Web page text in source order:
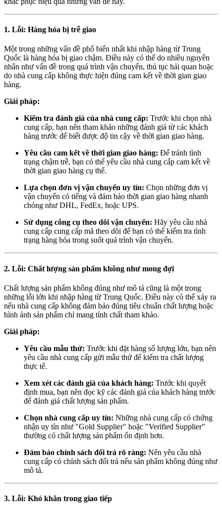
1. Lỗi: Hàng hóa bị trễ giao
Một trong những vấn đề phổ biến nhất khi nhập hàng từ Trung
Quốc là hàng hóa bị giao chậm. Điều này có thể do nhiều nguyên
nhân như vấn đề trong quá trình vận chuyển, thủ tục hải quan hoặc
do nhà cung cấp không thực hiện đúng cam kết về thời gian giao
hàng.
Giải pháp:
Kiểm tra đánh giá của nhà cung cấp: Trước khi chọn nhà
cung cấp, bạn nên tham khảo những đánh giá từ các khách
hàng trước để biết được độ tin cậy về thời gian giao hàng.
Yêu cầu cam kết về thời gian giao hàng: Để tránh tình
trạng chậm trễ, bạn có thể yêu cầu nhà cung cấp cam kết về
thời gian giao hàng cụ thể.
Lựa chọn đơn vị vận chuyển uy tín: Chọn những đơn vị
vận chuyển có tiếng và đảm bảo thời gian giao hàng nhanh
chóng như DHL, FedEx, hoặc UPS.
Sử dụng công cụ theo dõi vận chuyển: Hãy yêu cầu nhà
cung cấp cung cấp mã theo dõi để bạn có thể kiểm tra tình
trạng hàng hóa trong suốt quá trình vận chuyển.
2. Lỗi: Chất lượng sản phẩm không như mong đợi
Chất lượng sản phẩm không đúng như mô tả cũng là một trong
những lỗi lớn khi nhập hàng từ Trung Quốc. Điều này có thể xảy ra
nếu nhà cung cấp không đảm bảo đúng tiêu chuẩn chất lượng hoặc
hình ảnh sản phẩm chỉ mang tính chất tham khảo.
Giải pháp:
Yêu cầu mẫu thử: Trước khi đặt hàng số lượng lớn, bạn nên
yêu cầu nhà cung cấp gửi mẫu thử để kiểm tra chất lượng
thực tế.
Xem xét các đánh giá của khách hàng: Trước khi quyết
định mua, bạn nên đọc kỹ các đánh giá của khách hàng trước
để đánh giá chất lượng sản phẩm.
Chọn nhà cung cấp uy tín: Những nhà cung cấp có chứng
nhận uy tín như "Gold Supplier" hoặc "Verified Supplier"
thường có chất lượng sản phẩm ổn định hơn.
Đảm bảo chính sách đổi trả rõ ràng: Nên yêu cầu nhà
cung cấp có chính sách đổi trả nếu sản phẩm không đúng như
mô tả.
3. Lỗi: Khó khăn trong giao tiếp